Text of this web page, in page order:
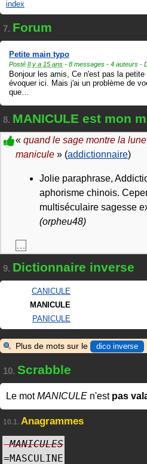
index
7. Forum
Petite main typo
Posté Il y a 15 ans - 8 messages - 4 auteurs -
Bonjour les amis, Ce n'est pas la
évoquer ici. Mais j'ai un problème de
que…
8. MANICULE est mon
« quand le sage montre la
manicule » (addictionnaire)
Jolie paraphrase,
aphorisme chinois.
multiséculaire sagesse
(orpheu48)
…
9. Dictionnaire inverse
CANICULE
MANICULE
PANICULE
Plus de mots sur le dico inverse
10. Scrabble
Le motMANICULE n'est pas
10.1. Anagrammes
MANICULES
=MASCULINE